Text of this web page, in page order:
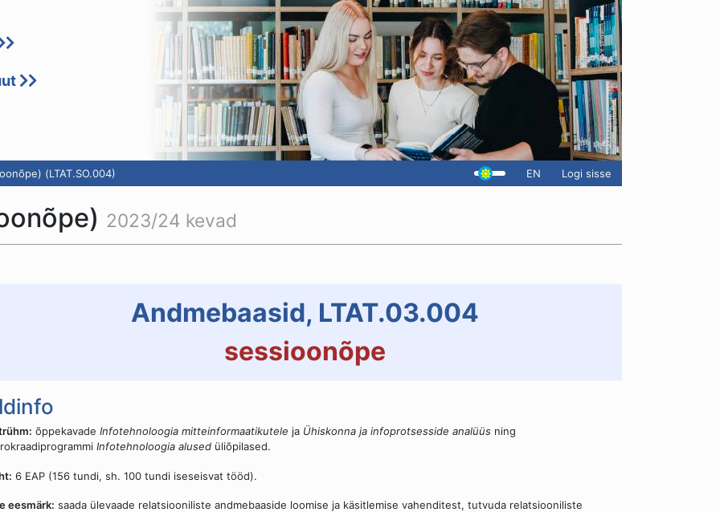
(LTAT.SO.004) EN Logi sisse
2023/24 kevad
Andmebaasid, LTAT.03.004
sessioonõpe
õppekavade Infotehnoloogia mitteinformaatikutele ja Ühiskonna ja infoprotsesside analüüs ning
Infotehnoloogia alused üliõpilased.
6 EAP (156 tundi, sh. 100 tundi iseseisvat tööd).
eesmärk: saada ülevaade relatsiooniliste andmebaaside loomise ja käsitlemise vahenditest, tutvuda relatsiooniliste